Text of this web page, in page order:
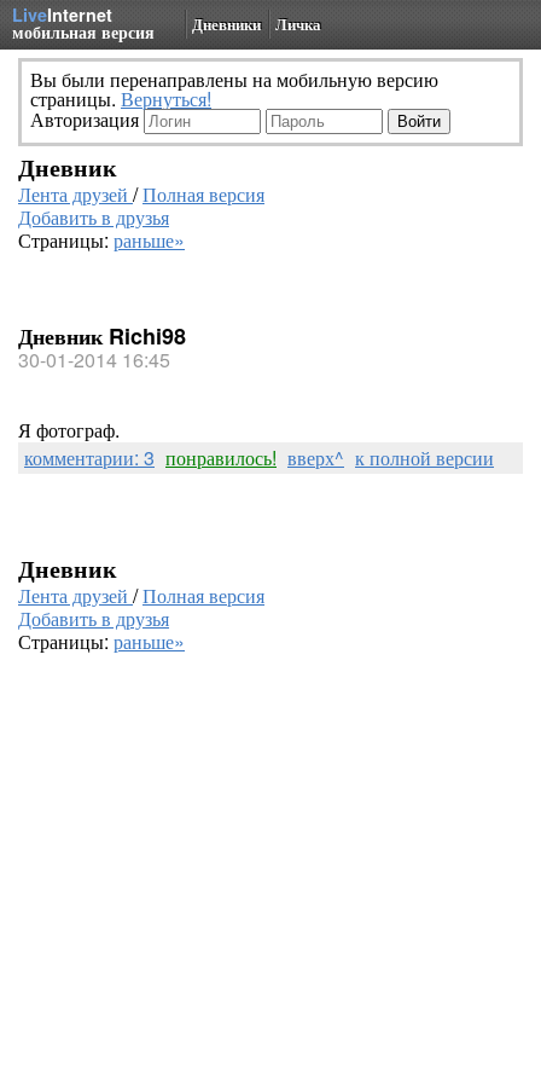
LiveInternet
мобильная версия Дневники Личка
Вы были перенаправлены на мобильную версию
страницы. Вернуться!
Авторизация
Дневник
Лента друзей /Полная версия
Добавить в друзья
Страницы: раньше»
Дневник Richi98
30-01-2014 16:45
Я фотограф.
комментарии: 3 понравилось! вверх^ к полной версии
Дневник
Лента друзей /Полная версия
Добавить в друзья
Страницы: раньше»